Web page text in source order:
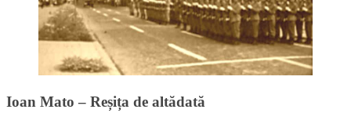
Ioan Mato – Reșița de altădată